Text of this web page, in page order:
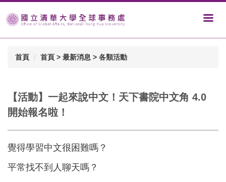
首頁 首頁 > 最新消息 > 各類活動
【活動】一起來說中文！天下書院中文角 4.0
開始報名啦！
覺得學習中文很困難嗎？
平常找不到人聊天嗎？